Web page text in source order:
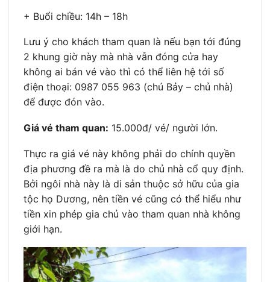
+ Buổi chiều: 14h – 18h
Lưu ý cho khách tham quan là nếu bạn tới đúng
2 khung giờ này mà nhà vẫn đóng cửa hay
không ai bán vé vào thì có thể liên hệ tới số
điện thoại: 0987 055 963 (chú Bảy – chủ nhà)
để được đón vào.
Giá vé tham quan: 15.000đ/ vé/ người lớn.
Thực ra giá vé này không phải do chính quyền
địa phương đề ra mà là do chủ nhà cổ quy định.
Bởi ngôi nhà này là di sản thuộc sở hữu của gia
tộc họ Dương, nên tiền vé cũng có thể hiểu như
tiền xin phép gia chủ vào tham quan nhà không
giới hạn.